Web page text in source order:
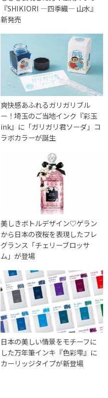
『SHIKIORI ―四季織― 山水』
新発売
爽快感あふれるガリガリブル
ー！埼玉のご当地インク『彩玉
ink』に「ガリガリ君ソーダ」コ
ラボカラーが誕生
美しきボトルデザイン♡ゲラン
から日本の夜桜を表現したフレ
グランス「チェリーブロッサ
ム」が登場
日本の美しい情景をモチーフに
した万年筆インキ『色彩雫』に
カーリッジタイプが新登場